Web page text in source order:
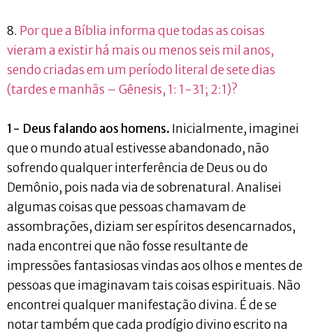
8. Por que a Bíblia informa que todas as coisas
vieram a existir há mais ou menos seis mil anos,
sendo criadas em um período literal de sete dias
(tardes e manhãs – Gênesis, 1: 1-31; 2:1)?
1- Deus falando aos homens. Inicialmente, imaginei
que o mundo atual estivesse abandonado, não
sofrendo qualquer interferência de Deus ou do
Demônio, pois nada via de sobrenatural. Analisei
algumas coisas que pessoas chamavam de
assombrações, diziam ser espíritos desencarnados,
nada encontrei que não fosse resultante de
impressões fantasiosas vindas aos olhos e mentes de
pessoas que imaginavam tais coisas espirituais. Não
encontrei qualquer manifestação divina. É de se
notar também que cada prodígio divino escrito na